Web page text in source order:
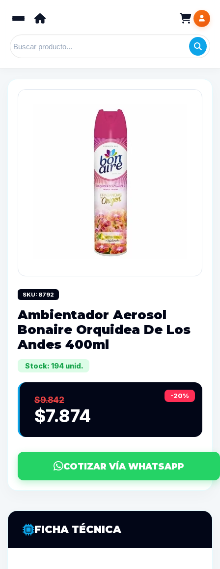
SKU: 8792
Ambientador Aerosol
Bonaire Orquidea De Los
Andes 400ml
Stock: 194 unid.
-20%
$9.842
$7.874
COTIZAR VÍA WHATSAPP
FICHA TÉCNICA